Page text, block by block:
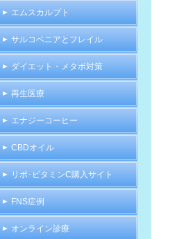
エムスカルプト
サルコペニアとフレイル
ダイエット・メタボ対策
再生医療
エナジーコーヒー
CBDオイル
リポ･ビタミンC購入サイト
FNS症例
オンライン診療